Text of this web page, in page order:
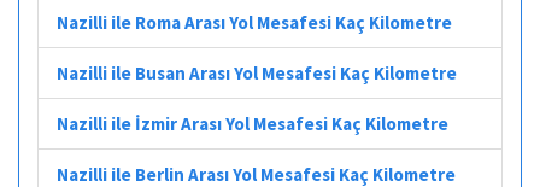
Nazilli ile Roma Arası Yol Mesafesi Kaç Kilometre
Nazilli ile Busan Arası Yol Mesafesi Kaç Kilometre
Nazilli ile İzmir Arası Yol Mesafesi Kaç Kilometre
Nazilli ile Berlin Arası Yol Mesafesi Kaç Kilometre